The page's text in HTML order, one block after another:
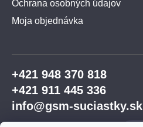
Ochrana osobných údajov
Moja objednávka
+421 948 370 818
+421 911 445 336
info@gsm-suciastky.sk